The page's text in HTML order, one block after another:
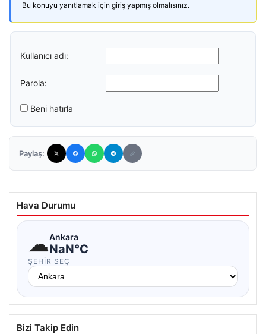
Bu konuyu yanıtlamak için giriş yapmış olmalısınız.
Kullanıcı adı:
Parola:
Beni hatırla
Paylaş:
Hava Durumu
☁Ankara
NaN°C
ŞEHIR SEÇ
Bizi Takip Edin